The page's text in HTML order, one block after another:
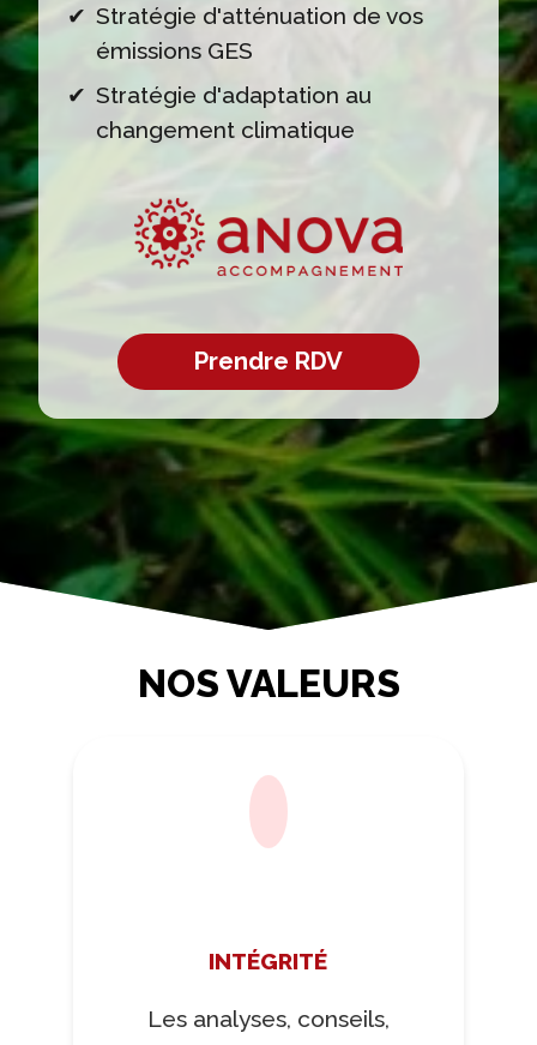
Stratégie d'atténuation de vos
émissions GES
Stratégie d'adaptation au
changement climatique
Prendre RDV
NOS VALEURS
INTÉGRITÉ
Les analyses, conseils,